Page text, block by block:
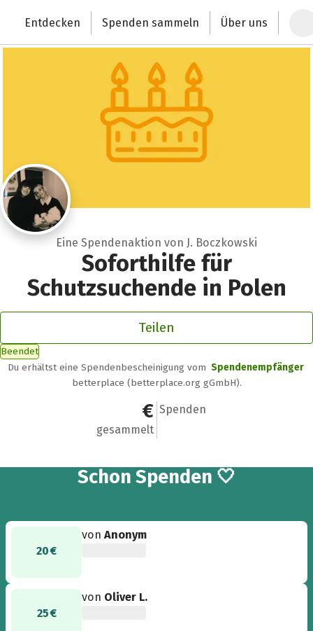
Deutschlands größte Spendenplattform
Entdecken Spenden sammeln Über uns
Eine Spendenaktion von J. Boczkowski
Soforthilfe für
Schutzsuchende in Polen
Teilen
Beendet
Du erhältst eine Spendenbescheinigung vom Spendenempfänger
betterplace (betterplace.org gGmbH).
120 €
gesammelt
5
Spenden
Schon 5
Spenden 🤍
20 €
vonAnonym
25 €
von Oliver L.